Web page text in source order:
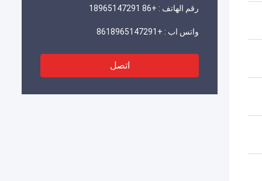
رقم الهاتف : +86 18965147291
واتس اب : +8618965147291
اتصل